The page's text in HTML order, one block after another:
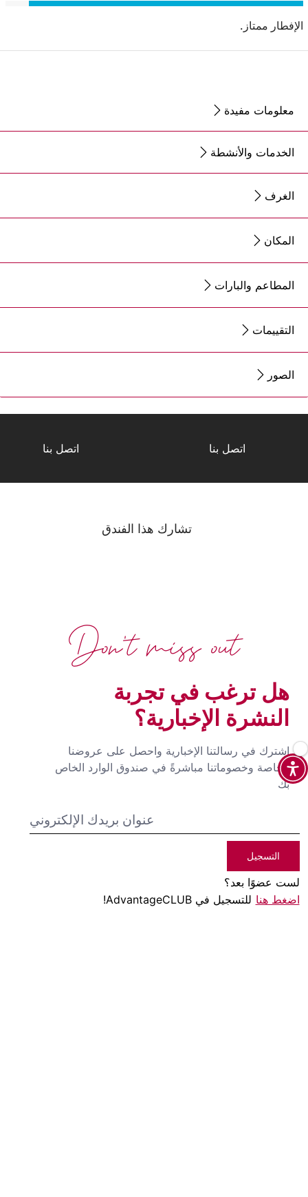
الإفطار ممتاز.
معلومات مفيدة
الخدمات والأنشطة
الغرف
المكان
المطاعم والبارات
التقييمات
الصور
اتصل بنا اتصل بنا
تشارك هذا الفندق
هل ترغب في تجربة
النشرة الإخبارية؟
اشترك في رسالتنا الإخبارية واحصل على عروضنا
الخاصة وخصوماتنا مباشرةً في صندوق الوارد الخاص
بك
التسجيل
لست عضوًا بعد؟
اضغط هنا للتسجيل في AdvantageCLUB!
Don't miss out